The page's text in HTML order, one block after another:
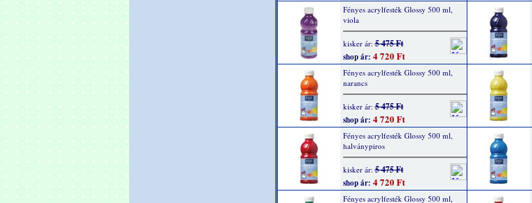
Fényes acrylfesték Glossy 500 ml,
viola
kisker ár:5 475 Ft
shop ár: 4 720 Ft
Fényes acrylfesték Glossy 500 ml,
narancs
kisker ár:5 475 Ft
shop ár: 4 720 Ft
Fényes acrylfesték Glossy 500 ml,
halványpiros
kisker ár:5 475 Ft
shop ár: 4 720 Ft
Fényes acrylfesték Glossy 500 ml,